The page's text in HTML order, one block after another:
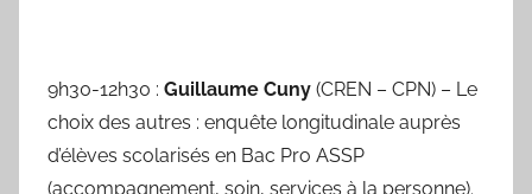
9h30-12h30 : Guillaume Cuny (CREN – CPN) – Le
choix des autres : enquête longitudinale auprès
d’élèves scolarisés en Bac Pro ASSP
(accompagnement, soin, services à la personne).